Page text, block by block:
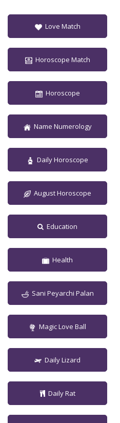
Love Match
Horoscope Match
Horoscope
Name Numerology
Daily Horoscope
August Horoscope
Education
Health
Sani Peyarchi Palan
Magic Love Ball
Daily Lizard
Daily Rat